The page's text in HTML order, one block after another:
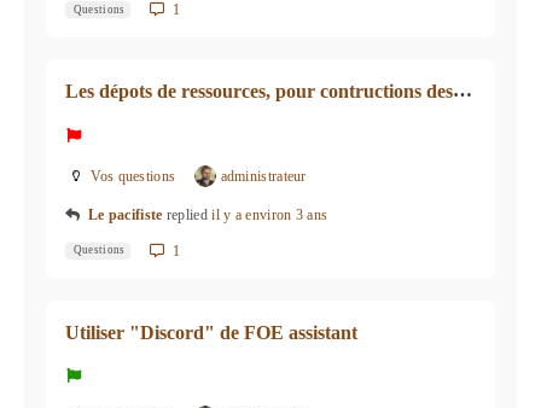
Questions 1
Les dépots de ressources, pour contructions des bâtiments
Vos questions administrateur
Le pacifiste repliedil y a environ 3 ans
Questions 1
Utiliser "Discord" de FOE assistant